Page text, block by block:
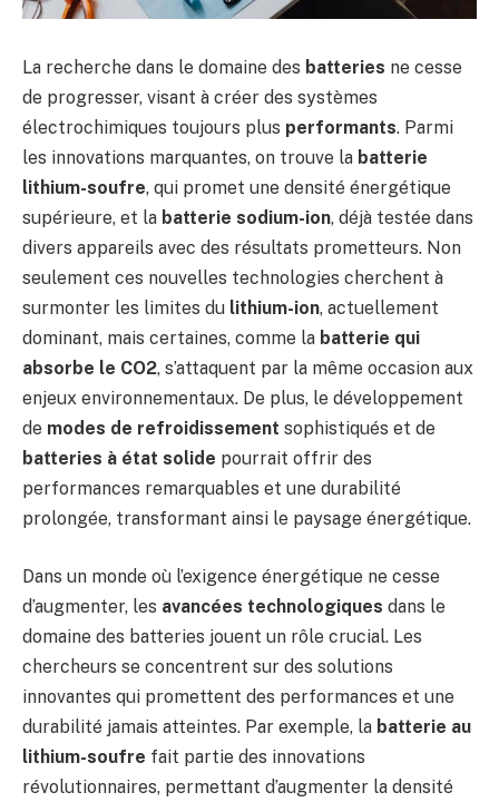
La recherche dans le domaine des batteries ne cesse
de progresser, visant à créer des systèmes
électrochimiques toujours plus performants. Parmi
les innovations marquantes, on trouve la batterie
lithium-soufre, qui promet une densité énergétique
supérieure, et la batterie sodium-ion, déjà testée dans
divers appareils avec des résultats prometteurs. Non
seulement ces nouvelles technologies cherchent à
surmonter les limites du lithium-ion, actuellement
dominant, mais certaines, comme la batterie qui
absorbe le CO2, s’attaquent par la même occasion aux
enjeux environnementaux. De plus, le développement
de modes de refroidissement sophistiqués et de
batteries à état solide pourrait offrir des
performances remarquables et une durabilité
prolongée, transformant ainsi le paysage énergétique.
Dans un monde où l’exigence énergétique ne cesse
d’augmenter, les avancées technologiques dans le
domaine des batteries jouent un rôle crucial. Les
chercheurs se concentrent sur des solutions
innovantes qui promettent des performances et une
durabilité jamais atteintes. Par exemple, la batterie au
lithium-soufre fait partie des innovations
révolutionnaires, permettant d’augmenter la densité